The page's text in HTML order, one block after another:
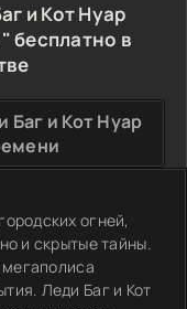
и Кот Нуар
бесплатно в
и Кот Нуар
огней,
и скрытые тайны.
Леди Баг и Кот